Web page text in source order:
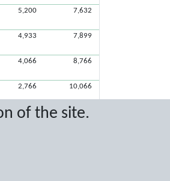
of the site.
5,200 7,632
4,933 7,899
4,066 8,766
2,766 10,066